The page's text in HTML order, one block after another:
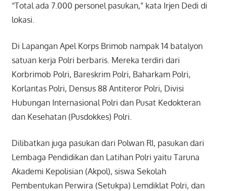
“Total ada 7.000 personel pasukan,” kata Irjen Dedi di
lokasi.
Di Lapangan Apel Korps Brimob nampak 14 batalyon
satuan kerja Polri berbaris. Mereka terdiri dari
Korbrimob Polri, Bareskrim Polri, Baharkam Polri,
Korlantas Polri, Densus 88 Antiteror Polri, Divisi
Hubungan Internasional Polri dan Pusat Kedokteran
dan Kesehatan (Pusdokkes) Polri.
Dilibatkan juga pasukan dari Polwan RI, pasukan dari
Lembaga Pendidikan dan Latihan Polri yaitu Taruna
Akademi Kepolisian (Akpol), siswa Sekolah
Pembentukan Perwira (Setukpa) Lemdiklat Polri, dan